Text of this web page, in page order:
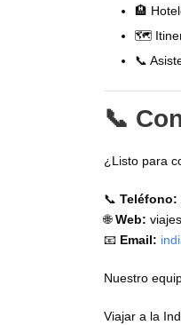
🏨
🗺️
📞
📞
¿Listo para
📞 Teléfono:
🌐Web:
📧 Email:
Nuestro
Viajar a la